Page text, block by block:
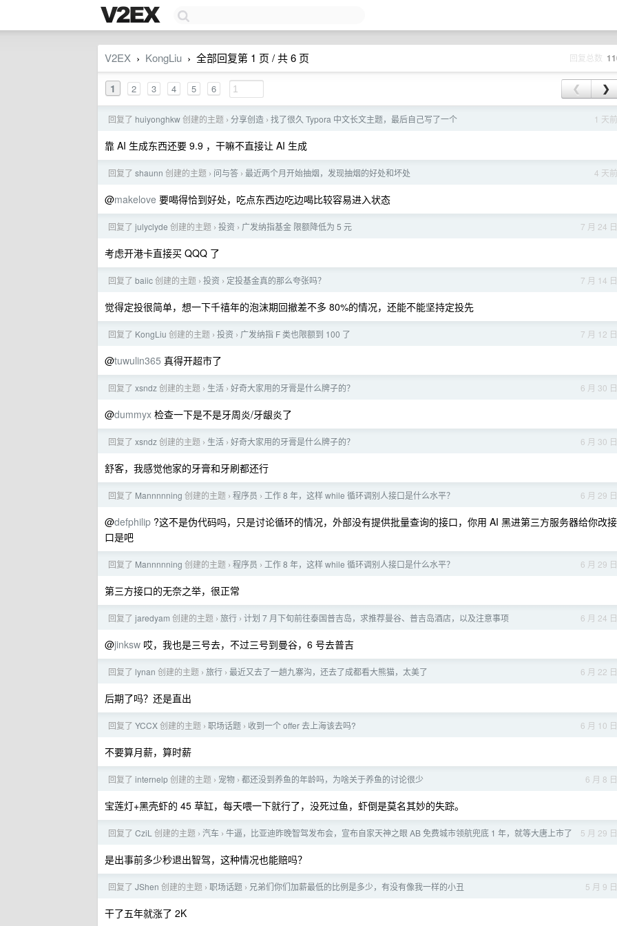
V2EX › KongLiu › 全部回复第 1 页 / 共 6 页 回复总数
1 2 3 4 5 6 ❮ ❯
1 天前
回复了 huiyonghkw创建的主题 › 分享创造 › 找了很久 Typora 中文长文主题，最后自己写了一个
靠 AI 生成东西还要 9.9 ，干嘛不直接让 AI 生成
4 天前
回复了 shaunn 创建的主题 › 问与答 › 最近两个月开始抽烟，发现抽烟的好处和坏处
@makelove 要喝得恰到好处，吃点东西边吃边喝比较容易进入状态
7 月 24 日
回复了 julyclyde 创建的主题 › 投资 › 广发纳指基金 限额降低为 5 元
考虑开港卡直接买 QQQ 了
7 月 14 日
回复了 baiic创建的主题 › 投资 › 定投基金真的那么夸张吗？
觉得定投很简单，想一下千禧年的泡沫期回撤差不多 80%的情况，还能不能坚持定投先
7 月 12 日
回复了 KongLiu 创建的主题 › 投资 › 广发纳指 F 类也限额到 100 了
@tuwulin365 真得开超市了
6 月 30 日
回复了 xsndz创建的主题 › 生活 › 好奇大家用的牙膏是什么牌子的？
@dummyx 检查一下是不是牙周炎/牙龈炎了
6 月 30 日
回复了 xsndz创建的主题 › 生活 › 好奇大家用的牙膏是什么牌子的？
舒客，我感觉他家的牙膏和牙刷都还行
6 月 29 日
回复了 Mannnnning 创建的主题 › 程序员 › 工作 8 年，这样 while 循环调别人接口是什么水平？
@defphilip ?这不是伪代码吗，只是讨论循环的情况，外部没有提供批量查询的接口，你用 AI 黑进第三方服务器给你改接
口是吧
6 月 29 日
回复了 Mannnnning 创建的主题 › 程序员 › 工作 8 年，这样 while 循环调别人接口是什么水平？
第三方接口的无奈之举，很正常
6 月 24 日
回复了 jaredyam 创建的主题 › 旅行 › 计划 7 月下旬前往泰国普吉岛，求推荐曼谷、普吉岛酒店，以及注意事项
@jinksw 哎，我也是三号去，不过三号到曼谷，6 号去普吉
6 月 22 日
回复了 lynan 创建的主题 › 旅行 › 最近又去了一趟九寨沟，还去了成都看大熊猫，太美了
后期了吗？还是直出
6 月 10 日
回复了 YCCX创建的主题 › 职场话题 › 收到一个 offer 去上海该去吗?
不要算月薪，算时薪
6 月 8 日
回复了 internelp创建的主题 › 宠物 › 都还没到养鱼的年龄吗，为啥关于养鱼的讨论很少
宝莲灯+黑壳虾的 45 草缸，每天喂一下就行了，没死过鱼，虾倒是莫名其妙的失踪。
5 月 29 日
回复了 CziL 创建的主题 › 汽车 › 牛逼，比亚迪昨晚智驾发布会，宣布自家天神之眼 AB 免费城市领航兜底 1 年，就等大唐上市了
是出事前多少秒退出智驾，这种情况也能赔吗？
5 月 9 日
回复了 JShen 创建的主题 › 职场话题 › 兄弟们你们加薪最低的比例是多少，有没有像我一样的小丑
干了五年就涨了 2K